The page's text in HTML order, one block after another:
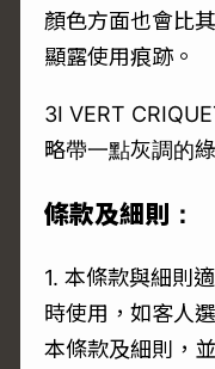
顏色方面也會比
顯露使用痕跡。
3I VERT
略帶一點灰調的綠
條款及細則：
1. 本條款與細則
時使用，如客人
本條款及細則，